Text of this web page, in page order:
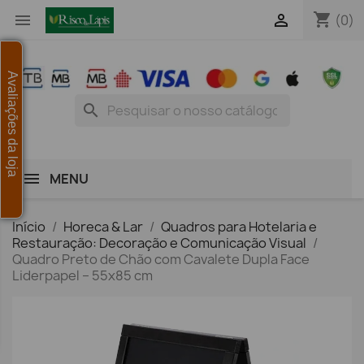
 shopping_cart (0)

search
MENU
Início Horeca & Lar
Quadros para Hotelaria e
Restauração: Decoração e Comunicação Visual
Quadro Preto de Chão com Cavalete Dupla Face
Liderpapel – 55x85 cm
Avaliações da loja